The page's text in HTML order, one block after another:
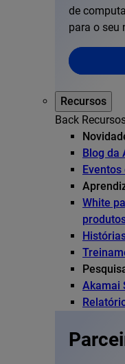
de
para o seu
Recursos
Back
Blog da
White
Akamai